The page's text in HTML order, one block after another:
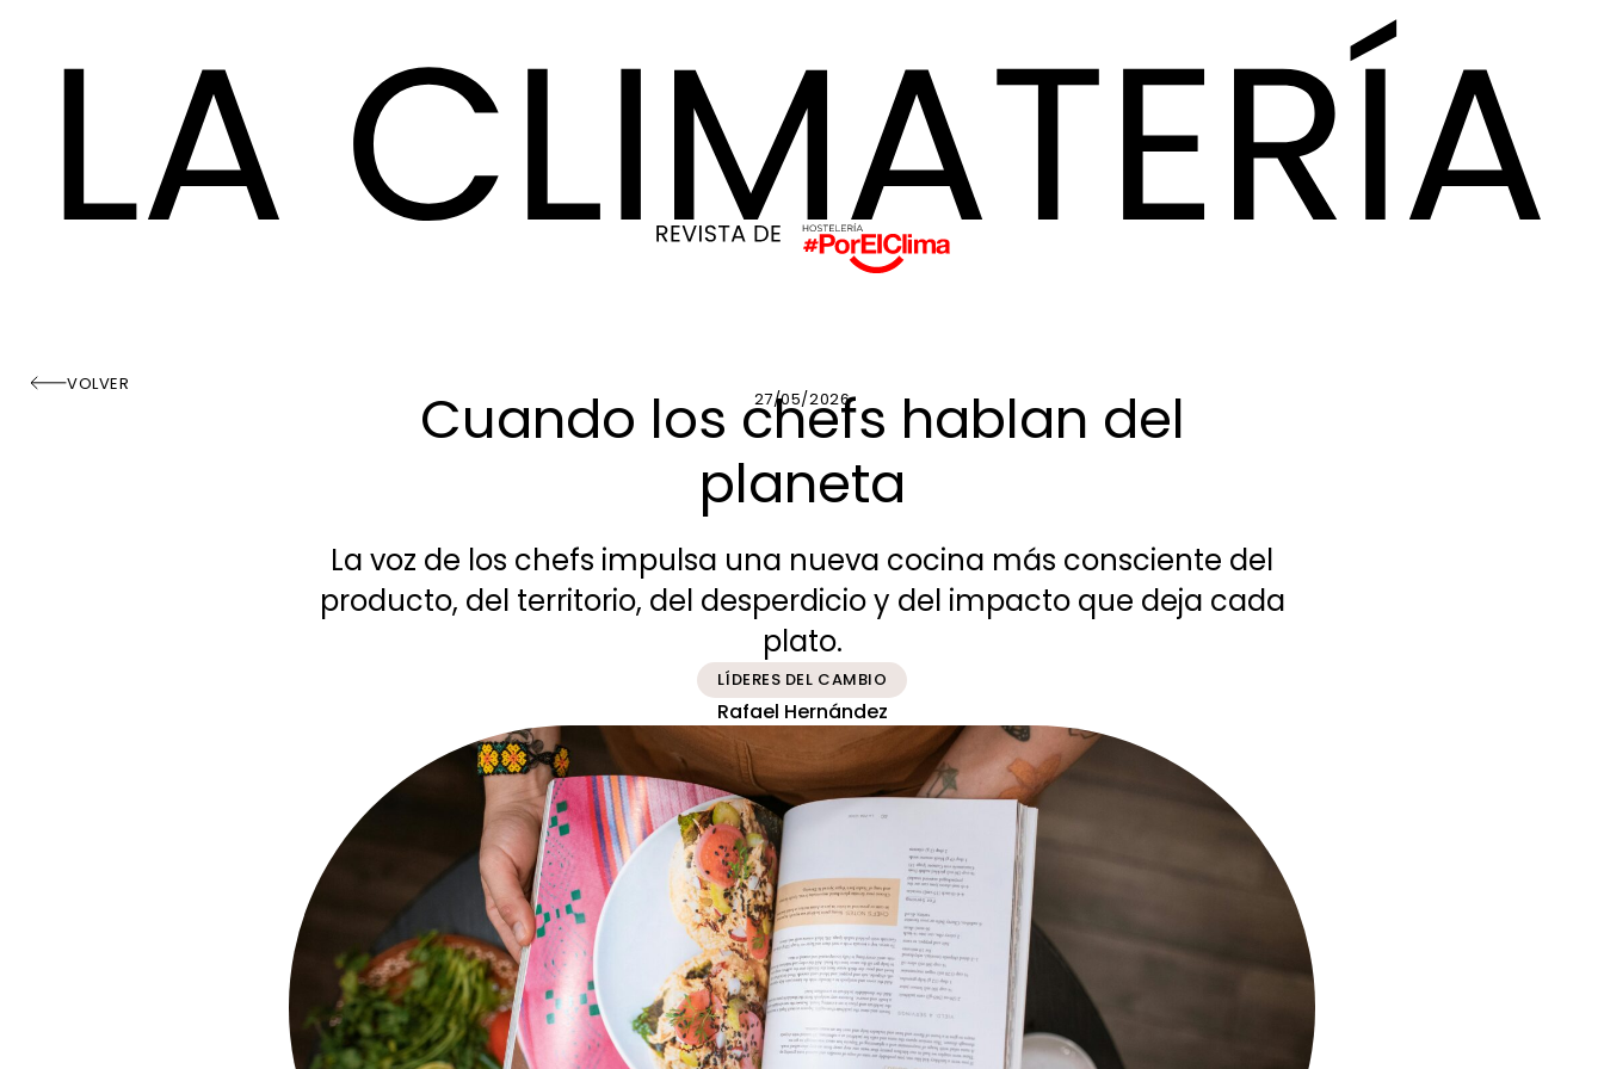
VOLVER
27/05/2026
Cuando los chefs hablan del
planeta
La voz de los chefs impulsa una nueva cocina más consciente del
producto, del territorio, del desperdicio y del impacto que deja cada
plato.
LÍDERES DEL CAMBIO
Rafael Hernández